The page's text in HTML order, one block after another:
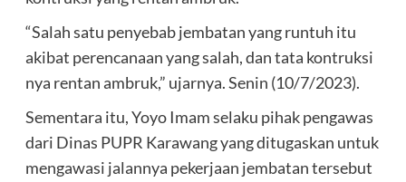
“Salah satu penyebab jembatan yang runtuh itu
akibat perencanaan yang salah, dan tata kontruksi
nya rentan ambruk,” ujarnya. Senin (10/7/2023).
Sementara itu, Yoyo Imam selaku pihak pengawas
dari Dinas PUPR Karawang yang ditugaskan untuk
mengawasi jalannya pekerjaan jembatan tersebut